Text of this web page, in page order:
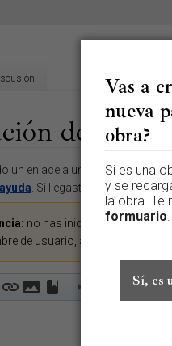
de
un enlace a una página que
. Si llegaste aquí por error,
no has iniciado sesión. Tu
de usuario, además de otros
Avanzado
Vas a
nueva
obra?
Si es una
y se
la obra.
formuario.
Sí, es